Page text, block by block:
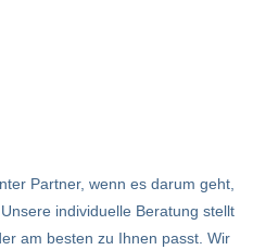
Partner, wenn es darum geht,
individuelle Beratung stellt
am besten zu Ihnen passt. Wir